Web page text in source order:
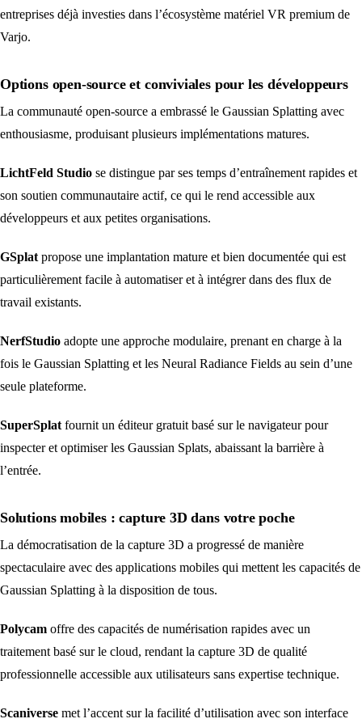
entreprises déjà investies dans l’écosystème matériel VR premium de
Varjo.
Options open-source et conviviales pour les développeurs
La communauté open-source a embrassé le Gaussian Splatting avec
enthousiasme, produisant plusieurs implémentations matures.
LichtFeld Studio se distingue par ses temps d’entraînement rapides et
son soutien communautaire actif, ce qui le rend accessible aux
développeurs et aux petites organisations.
GSplat propose une implantation mature et bien documentée qui est
particulièrement facile à automatiser et à intégrer dans des flux de
travail existants.
NerfStudio adopte une approche modulaire, prenant en charge à la
fois le Gaussian Splatting et les Neural Radiance Fields au sein d’une
seule plateforme.
SuperSplat fournit un éditeur gratuit basé sur le navigateur pour
inspecter et optimiser les Gaussian Splats, abaissant la barrière à
l’entrée.
Solutions mobiles : capture 3D dans votre poche
La démocratisation de la capture 3D a progressé de manière
spectaculaire avec des applications mobiles qui mettent les capacités de
Gaussian Splatting à la disposition de tous.
Polycam offre des capacités de numérisation rapides avec un
traitement basé sur le cloud, rendant la capture 3D de qualité
professionnelle accessible aux utilisateurs sans expertise technique.
Scaniverse met l’accent sur la facilité d’utilisation avec son interface